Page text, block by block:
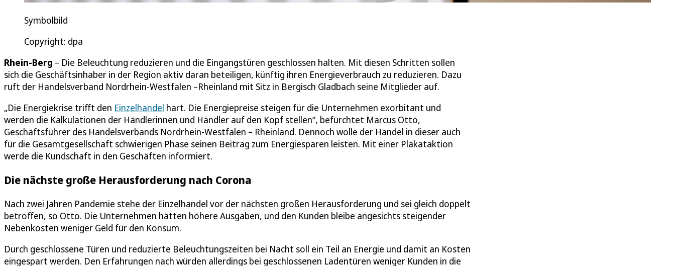
Symbolbild
Copyright: dpa
Rhein-Berg – Die Beleuchtung reduzieren und die Eingangstüren geschlossen halten. Mit diesen Schritten sollen
sich die Geschäftsinhaber in der Region aktiv daran beteiligen, künftig ihren Energieverbrauch zu reduzieren. Dazu
ruft der Handelsverband Nordrhein-Westfalen –Rheinland mit Sitz in Bergisch Gladbach seine Mitglieder auf.
„Die Energiekrise trifft den Einzelhandel hart. Die Energiepreise steigen für die Unternehmen exorbitant und
werden die Kalkulationen der Händlerinnen und Händler auf den Kopf stellen“, befürchtet Marcus Otto,
Geschäftsführer des Handelsverbands Nordrhein-Westfalen – Rheinland. Dennoch wolle der Handel in dieser auch
für die Gesamtgesellschaft schwierigen Phase seinen Beitrag zum Energiesparen leisten. Mit einer Plakataktion
werde die Kundschaft in den Geschäften informiert.
Die nächste große Herausforderung nach Corona
Nach zwei Jahren Pandemie stehe der Einzelhandel vor der nächsten großen Herausforderung und sei gleich doppelt
betroffen, so Otto. Die Unternehmen hätten höhere Ausgaben, und den Kunden bleibe angesichts steigender
Nebenkosten weniger Geld für den Konsum.
Durch geschlossene Türen und reduzierte Beleuchtungszeiten bei Nacht soll ein Teil an Energie und damit an Kosten
eingespart werden. Den Erfahrungen nach würden allerdings bei geschlossenen Ladentüren weniger Kunden in die